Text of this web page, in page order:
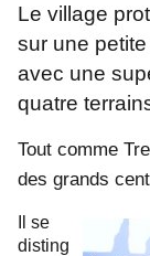
Le village
sur une
avec une
quatre
Tout comme
des grands
Il se
disting